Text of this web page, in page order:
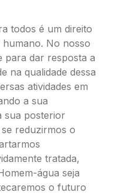
todos é um direito
No nosso
para dar resposta a
na qualidade dessa
atividades em
a sua
sua posterior
reduzirmos o
tratada,
água seja
o futuro